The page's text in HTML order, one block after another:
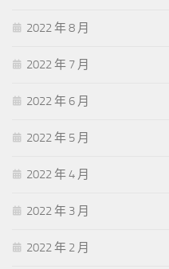
2022 年 8 月
2022 年 7 月
2022 年 6 月
2022 年 5 月
2022 年 4 月
2022 年 3 月
2022 年 2 月